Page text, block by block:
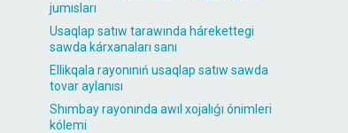
jumısları
Usaqlap satıw tarawında hárekettegi
sawda kárxanaları sanı
Ellikqala rayonınıń usaqlap satıw sawda
tovar aylanısı
Shımbay rayonında awıl xojalıǵı ónimleri
kólemi